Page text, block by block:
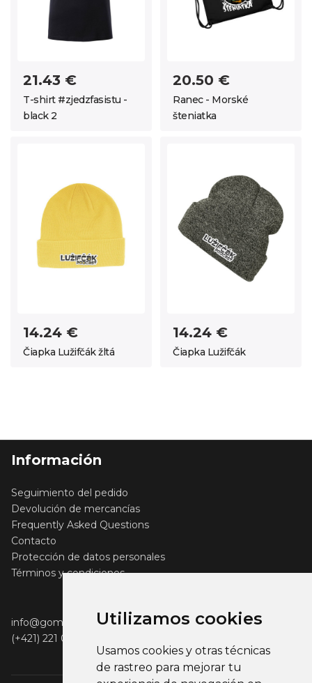
Utilizamos cookies
Usamos cookies y otras técnicas
de rastreo para mejorar tu
21.43 €
T-shirt #zjedzfasistu -
black 2
20.50 €
Ranec - Morské
šteniatka
14.24 €
Čiapka Lužifčák žltá
14.24 €
Čiapka Lužifčák
Información
Seguimiento del pedido
Devolución de mercancías
Frequently Asked Questions
Contacto
Protección de datos personales
Términos y condiciones
info@gomerch.sk
(+421) 221 001 000